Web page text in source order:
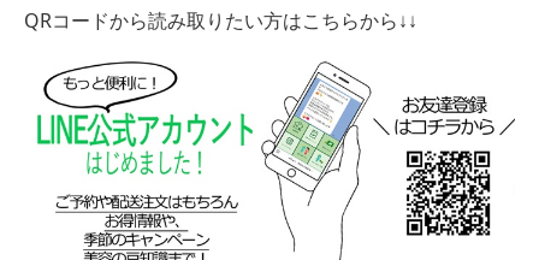
QRコードから読み取りたい方はこちらから↓↓